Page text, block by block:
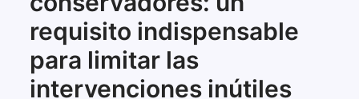
requisito indispensable
para limitar las
intervenciones inútiles